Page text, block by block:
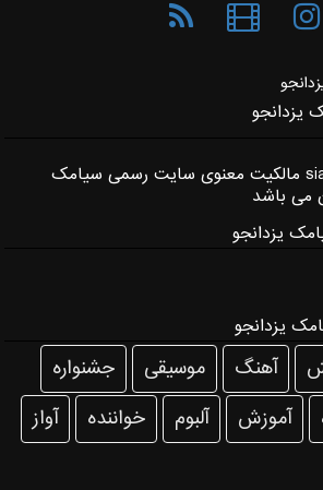
siamakyazdanjoo.com مالکیت معنوی سایت رسمی سیامک
می باشد
یزدانجو
یزدانجو
آهنگ موسیقی
جشنواره
آموزش آلبوم خواننده
آواز